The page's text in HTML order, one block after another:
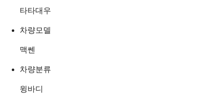
타타대우
차량모델
맥쎈
차량분류
윙바디